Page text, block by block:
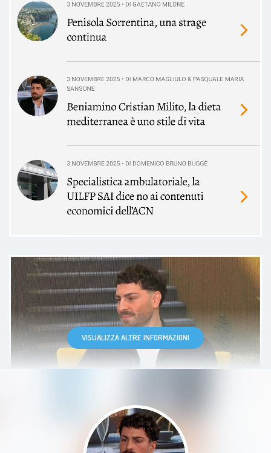
favolosa,empatica e carina in ogni
modo,ultra attenta ,spiritosa e to
sa mettere a proprio agio in pochi
secondi...tutti i medici dovrebbero
Paziente
Doc migliore non credo esista!
Scrupoloso, empatico, attendo ad
ogni dettaglio e pronto ad
accogliere ogni richiesta. Ti sprona
tantissimo ed è sempre pronto ad
ascoltati a qualsiasi ora del giorno!
consiglio a chiunque
Paziente
VISUALIZZA ALTRE INFORMAZIONI